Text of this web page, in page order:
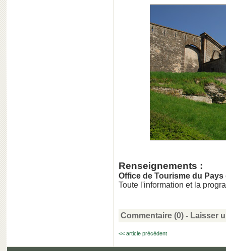
Renseignements :
Office de Tourisme du
Toute l'information et la
Commentaire (0) - Laisser
<< article précédent